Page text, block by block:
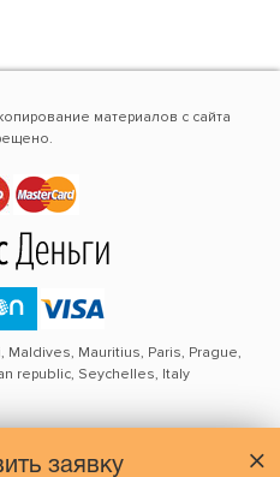
заявку
материалов с сайта
Mauritius, Paris, Prague,
republic, Seychelles, Italy